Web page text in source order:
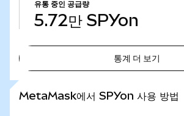
유통 중인 공급량
5.72만 SPYon
통계 더 보기
MetaMask에서 SPYon 사용 방법